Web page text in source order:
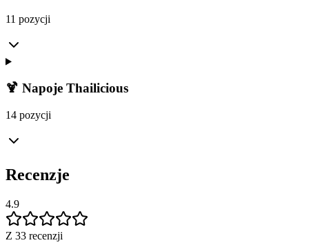
11 pozycji
🍹 Napoje Thailicious
14 pozycji
Recenzje
4.9
Z 33 recenzji